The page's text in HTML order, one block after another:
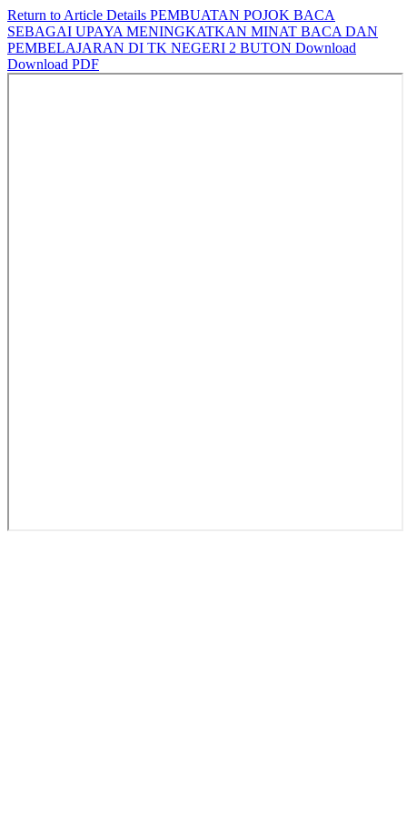
Return to Article Details PEMBUATAN POJOK BACA
SEBAGAI UPAYA MENINGKATKAN MINAT BACA DAN
PEMBELAJARAN DI TK NEGERI 2 BUTON Download
Download PDF